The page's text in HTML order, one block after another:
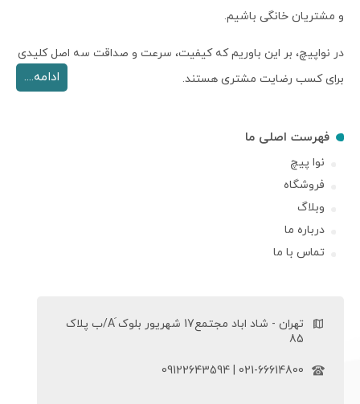
و مشتریان خانگی باشیم.
در نواپیچ، بر این باوریم که کیفیت، سرعت و صداقت سه اصل کلیدی
برای کسب رضایت مشتری هستند.
ادامه....
فهرست اصلی ما
نوا پیچ
فروشگاه
وبلاگ
درباره ما
تماس با ما
تهران - شاد اباد مجتمع17 شهریور بلوک َA/ب پلاک
85
021-66614800 | 09122643594